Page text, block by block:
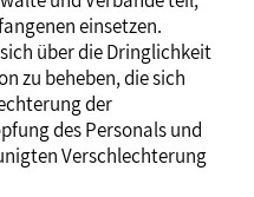
einsetzen.
über die Dringlichkeit
zu beheben, die sich
der
des Personals und
Verschlechterung